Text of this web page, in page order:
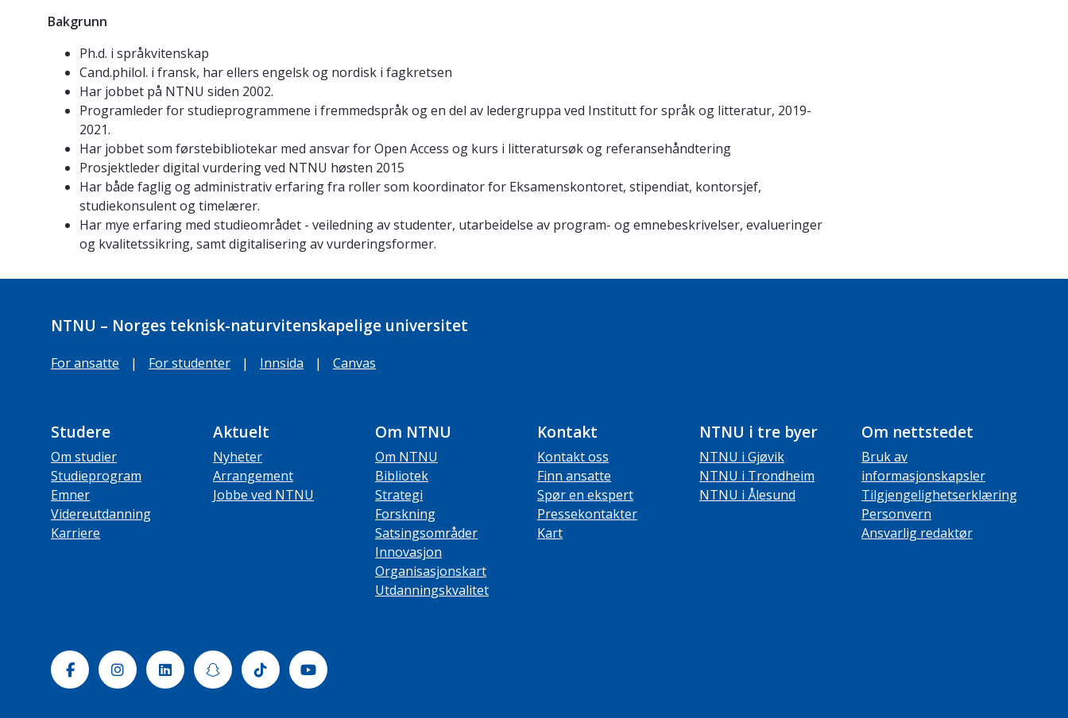
Bakgrunn
Ph.d. i språkvitenskap
Cand.philol. i fransk, har ellers engelsk og nordisk i fagkretsen
Har jobbet på NTNU siden 2002.
Programleder for studieprogrammene i fremmedspråk og en del av ledergruppa ved Institutt for språk og litteratur, 2019-
2021.
Har jobbet som førstebibliotekar med ansvar for Open Access og kurs i litteratursøk og referansehåndtering
Prosjektleder digital vurdering ved NTNU høsten 2015
Har både faglig og administrativ erfaring fra roller som koordinator for Eksamenskontoret, stipendiat, kontorsjef,
studiekonsulent og timelærer.
Har mye erfaring med studieområdet - veiledning av studenter, utarbeidelse av program- og emnebeskrivelser, evalueringer
og kvalitetssikring, samt digitalisering av vurderingsformer.
NTNU – Norges teknisk-naturvitenskapelige universitet
For ansatte | For studenter | Innsida | Canvas
Studere
Om studier
Studieprogram
Emner
Videreutdanning
Karriere
Aktuelt
Nyheter
Arrangement
Jobbe ved NTNU
Om NTNU
Om NTNU
Bibliotek
Strategi
Forskning
Satsingsområder
Innovasjon
Organisasjonskart
Utdanningskvalitet
Kontakt
Kontakt oss
Finn ansatte
Spør en ekspert
Pressekontakter
Kart
NTNU i tre byer
NTNU i Gjøvik
NTNU i Trondheim
NTNU i Ålesund
Om nettstedet
Bruk av
informasjonskapsler
Tilgjengelighetserklæring
Personvern
Ansvarlig redaktør
FacebookInstagramLinkedinSnapchatTiktok Youtube